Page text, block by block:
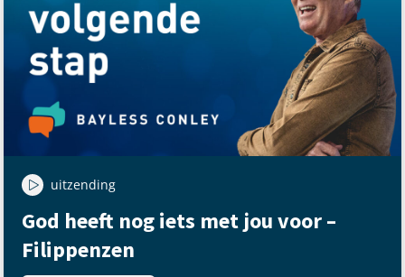
uitzending
God heeft nog iets met jou voor –
Filippenzen